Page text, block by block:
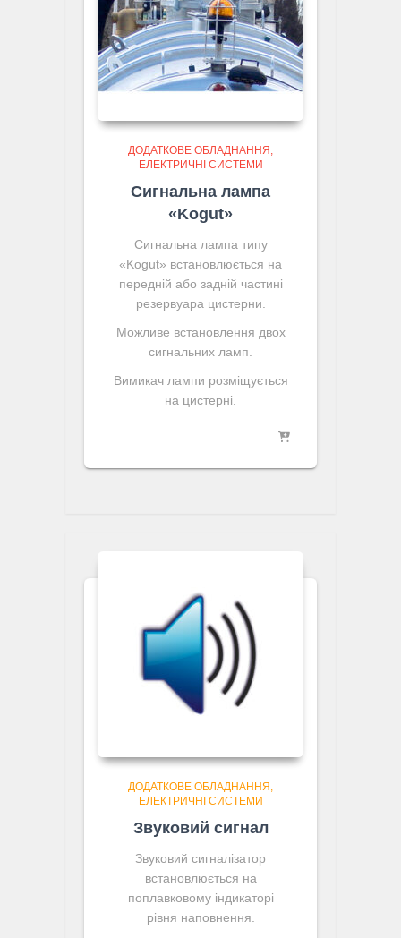
ДОДАТКОВЕ ОБЛАДНАННЯ
ЕЛЕКТРИЧНІ СИСТЕМИ
Сигнальна лампа
«Kogut»
Сигнальна лампа типу
«Kogut» встановлюється на
передній або задній частині
резервуара цистерни.
Можливе встановлення двох
сигнальних ламп.
Вимикач лампи розміщується
на цистерні.
ДОДАТКОВЕ ОБЛАДНАННЯ
ЕЛЕКТРИЧНІ СИСТЕМИ
Звуковий сигнал
Звуковий сигналізатор
встановлюється на
поплавковому індикаторі
рівня наповнення.